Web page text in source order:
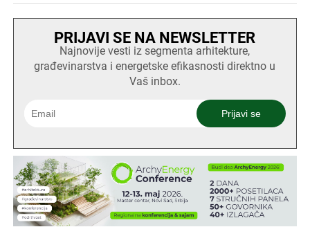
PRIJAVI SE NA NEWSLETTER
Najnovije vesti iz segmenta arhitekture,
građevinarstva i energetske efikasnosti direktno u
Vaš inbox.